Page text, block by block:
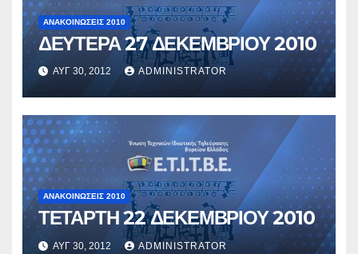
ΑΝΑΚΟΙΝΏΣΕΙΣ 2010
ΔΕΥΤΕΡΑ 27 ΔΕΚΕΜΒΡΙΟΥ 2010
ΑΥΓ 30, 2012 ADMINISTRATOR
ΑΝΑΚΟΙΝΏΣΕΙΣ 2010
ΤΕΤΑΡΤΗ 22 ΔΕΚΕΜΒΡΙΟΥ 2010
ΑΥΓ 30, 2012 ADMINISTRATOR